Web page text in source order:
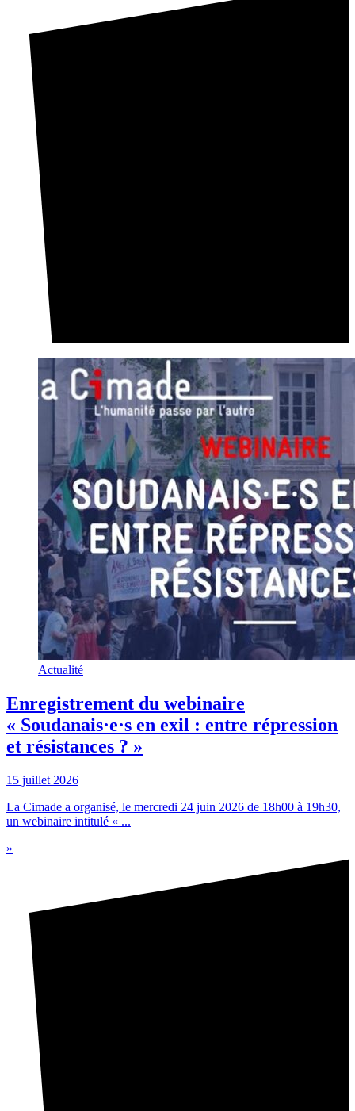
Actualité
Enregistrement du webinaire
« Soudanais·e·s en exil : entre répression
et résistances ? »
15 juillet 2026
La Cimade a organisé, le mercredi 24 juin 2026 de 18h00 à 19h30,
un webinaire intitulé « ...
»